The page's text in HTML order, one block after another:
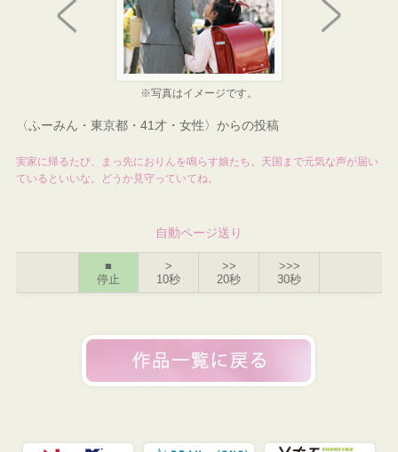
※写真はイメージです。
〈ふーみん・東京都・41才・女性〉からの投稿
実家に帰るたび、まっ先におりんを鳴らす娘たち。天国まで元気な声が届い
ているといいな。どうか見守っていてね。
自動ページ送り
■
停止
>
10秒
>>
20秒
>>>
30秒